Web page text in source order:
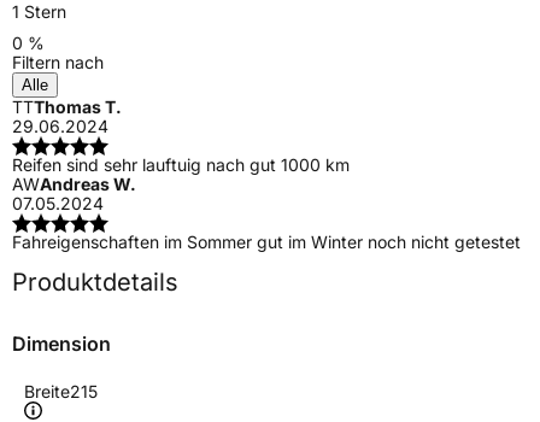
1 Stern
0 %
Filtern nach
Alle
TTThomas T.
29.06.2024
Reifen sind sehr lauftuig nach gut 1000 km
AWAndreas W.
07.05.2024
Fahreigenschaften im Sommer gut im Winter noch nicht getestet
Produktdetails
Dimension
Breite215